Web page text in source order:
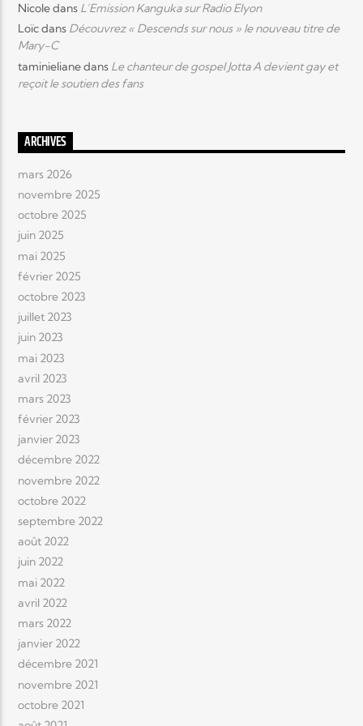
Nicoledans L’Emission Kanguka sur Radio Elyon
Loïcdans Découvrez « Descends sur nous » le nouveau titre de
Mary-C
taminielianedans Le chanteur de gospel Jotta A devient gay et
reçoit le soutien des fans
ARCHIVES
mars 2026
novembre 2025
octobre 2025
juin 2025
mai 2025
février 2025
octobre 2023
juillet 2023
juin 2023
mai 2023
avril 2023
mars 2023
février 2023
janvier 2023
décembre 2022
novembre 2022
octobre 2022
septembre 2022
août 2022
juin 2022
mai 2022
avril 2022
mars 2022
janvier 2022
décembre 2021
novembre 2021
octobre 2021